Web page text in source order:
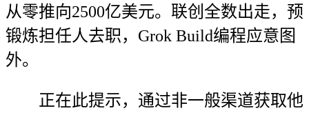
从零推向2500亿美元。联创全数出走，预
锻炼担任人去职，Grok Build编程应意图
外。
正在此提示，通过非一般渠道获取他